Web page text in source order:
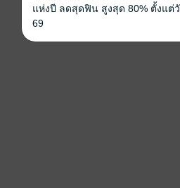
แห่งปี ลดสุดฟิน สูงสุด 80% ตั้งแต่
69